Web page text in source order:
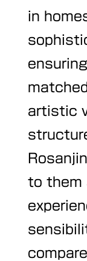
in
artistic
to them